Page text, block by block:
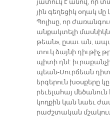
յա­տուկ է ա­նով, որ
յին գե­ղե­ցիկ օ­ղակ մը
Պո­լի­սը, որ
ան­քակ­տե­լի
թեան», ը­սաւ ան,
տուկ ձայ­նի դիւ­թիչ
պի­տի դնէ
պեան-Սուր­ճեան
եր­գե­րուն խօս­քե­րը
րե­ւե­լա­հայ
կող­քին կան նաեւ
րաժշ­տա­կան